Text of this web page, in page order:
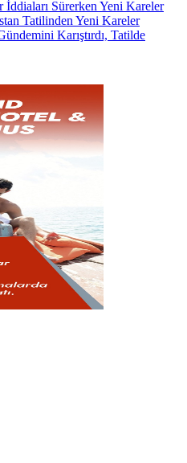
Karıştırdı, Tatilde